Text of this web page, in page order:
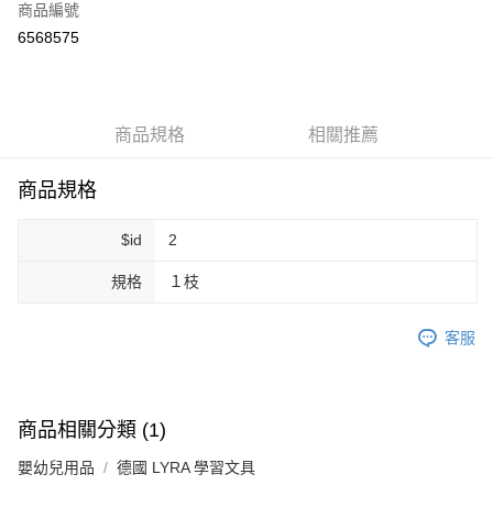
超商取貨付款
悠遊付
全家純取貨 (先付款
每筆NT$80，滿NT$999(含以上)免運費
商品編號
6568575
商品規格 相關推薦
商品規格
$id 2
規格 １枝
客服
商品相關分類 (1)
嬰幼兒用品 德國 LYRA 學習文具